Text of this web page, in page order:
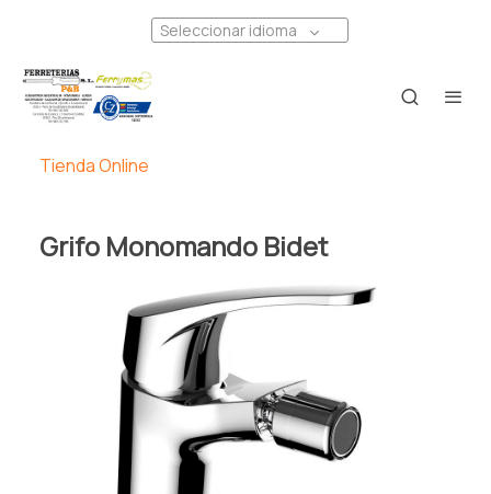
Seleccionar idioma
Tienda Online
Grifo Monomando Bidet